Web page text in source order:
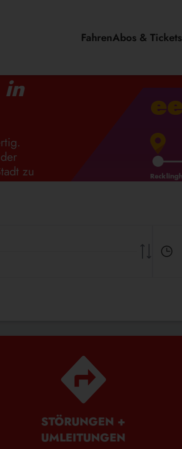
FahrenAbos & Tickets
zu
STÖRUNGEN +
UMLEITUNGEN